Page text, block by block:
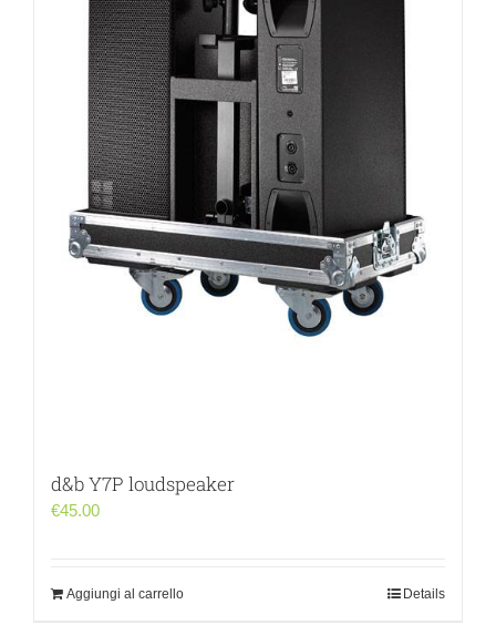
d&b Y7P loudspeaker
€45.00
Aggiungi al carrello Details